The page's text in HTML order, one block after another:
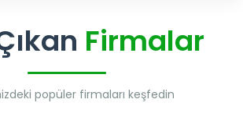
Firmalar
popüler firmaları keşfedin